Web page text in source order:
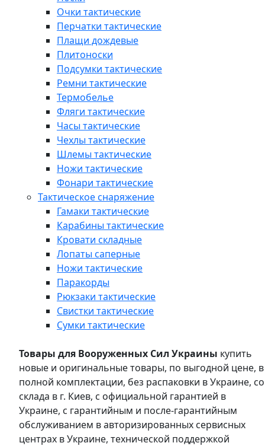
Очки тактические
Перчатки тактические
Плащи дождевые
Плитоноски
Подсумки тактические
Ремни тактические
Термобелье
Фляги тактические
Часы тактические
Чехлы тактические
Шлемы тактические
Ножи тактические
Фонари тактические
Тактическое снаряжение
Гамаки тактические
Карабины тактические
Кровати складные
Лопаты саперные
Ножи тактические
Паракорды
Рюкзаки тактические
Свистки тактические
Сумки тактические
Товары для Вооруженных Сил Украины купить
новые и оригинальные товары, по выгодной цене, в
полной комплектации, без распаковки в Украине, со
склада в г. Киев, с официальной гарантией в
Украине, с гарантийным и после-гарантийным
обслуживанием в авторизированных сервисных
центрах в Украине, технической поддержкой